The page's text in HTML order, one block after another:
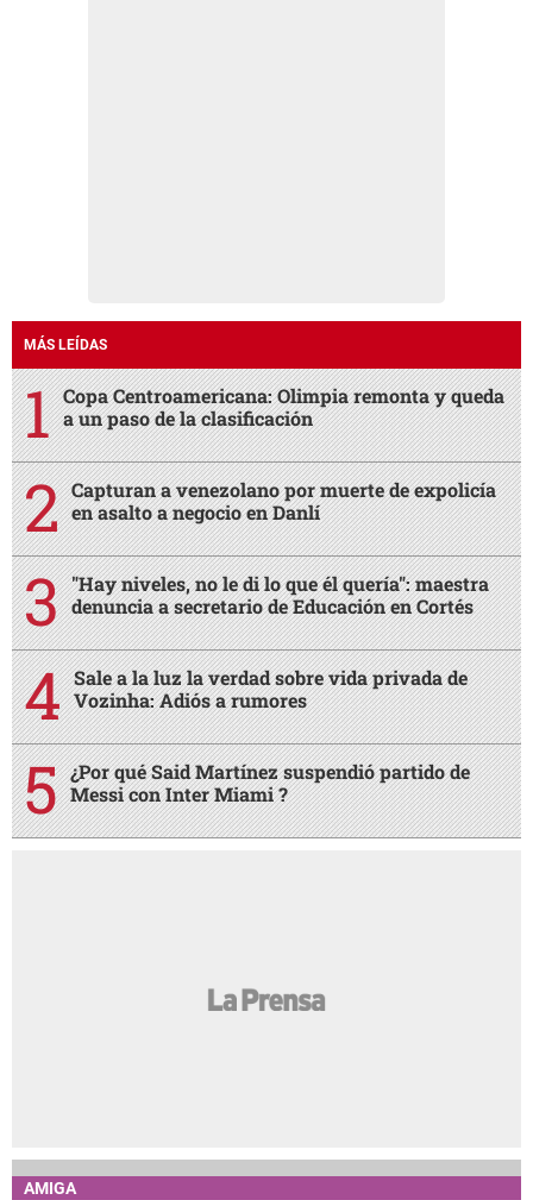
MÁS LEÍDAS
Copa Centroamericana: Olimpia remonta y queda
a un paso de la clasificación
Capturan a venezolano por muerte de expolicía
en asalto a negocio en Danlí
"Hay niveles, no le di lo que él quería": maestra
denuncia a secretario de Educación en Cortés
Sale a la luz la verdad sobre vida privada de
Vozinha: Adiós a rumores
¿Por qué Said Martínez suspendió partido de
Messi con Inter Miami ?
AMIGA